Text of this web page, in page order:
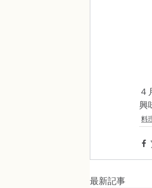
４
興
料
最新記事